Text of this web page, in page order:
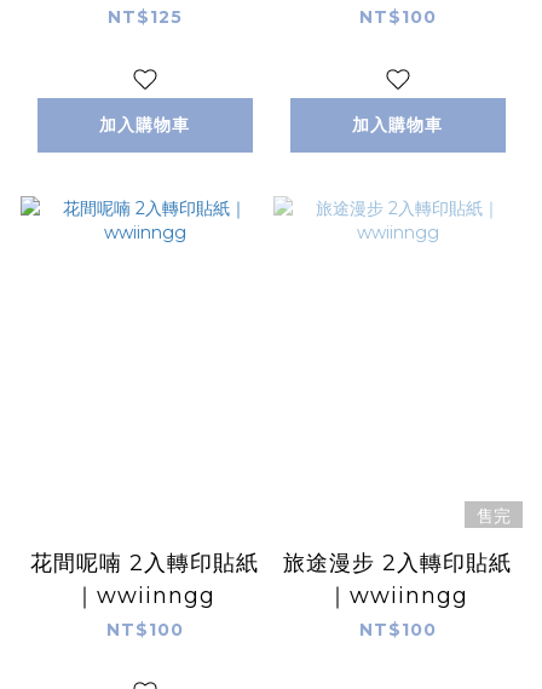
wwiinngg
NT$125
加入購物車
NT$100
加入購物車
花間呢喃 2入轉印貼紙
｜wwiinngg
NT$100
售完
旅途漫步 2入轉印貼紙
｜wwiinngg
NT$100